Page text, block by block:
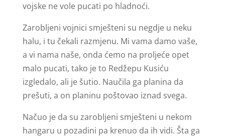
vojske ne vole pucati po hladnoći.
Zarobljeni vojnici smješteni su negdje u neku
halu, i tu čekali razmjenu. Mi vama damo vaše,
a vi nama naše, onda ćemo na proljeće opet
malo pucati, tako je to Redžepu Kusiću
izgledalo, ali je šutio. Naučila ga planina da
prešuti, a on planinu poštovao iznad svega.
Načuo je da su zarobljeni smješteni u nekom
hangaru u pozadini pa krenuo da ih vidi. Šta ga